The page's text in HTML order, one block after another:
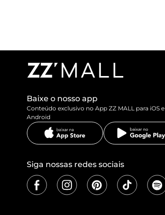
Baixe o nosso app
Conteúdo exclusivo no App ZZ MALL para iOS e
Android
Siga nossas redes sociais